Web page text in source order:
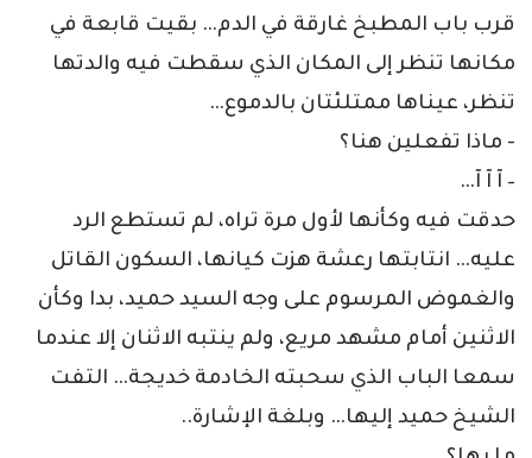
قرب باب المطبخ غارقة في الدم… بقيت قابعة في
مكانها تنظر إلى المكان الذي سقطت فيه والدتها
تنظر، عيناها ممتلئتان بالدموع…
- ماذا تفعلين هنا؟
– آ آ آ…
حدقت فيه وكأنها لأول مرة تراه، لم تستطع الرد
عليه… انتابتها رعشة هزت كيانها، السكون القاتل
والغموض المرسوم على وجه السيد حميد، بدا وكأن
الاثنين أمام مشهد مريع، ولم ينتبه الاثنان إلا عندما
سمعا الباب الذي سحبته الخادمة خديجة… التفت
الشيخ حميد إليها… وبلغة الإشارة..